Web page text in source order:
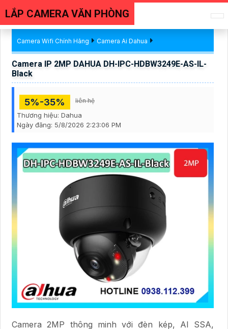
LẮP CAMERA VĂN PHÒNG
Camera Wifi Chính Hãng Camera Ai Dahua
Camera IP 2MP DAHUA DH-IPC-HDBW3249E-AS-IL-
Black
5%-35% liên hệ
Thương hiệu: Dahua
Ngày đăng: 5/8/2026 2:23:06 PM
Camera 2MP thông minh với đèn kép, AI SSA,